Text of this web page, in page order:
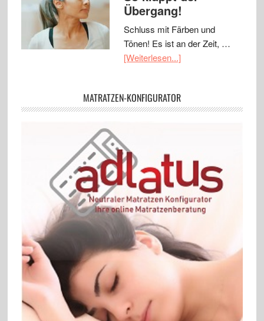
Übergang!
Schluss mit Färben und
Tönen! Es ist an der Zeit, …
[Weiterlesen...]
MATRATZEN-KONFIGURATOR